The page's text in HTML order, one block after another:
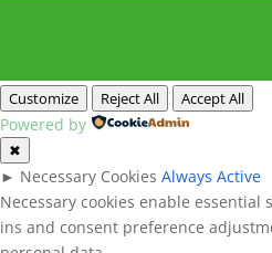
Customize Reject All Accept All
Powered by
✖
► Necessary Cookies Always Active
Necessary cookies enable essential
ins and consent preference